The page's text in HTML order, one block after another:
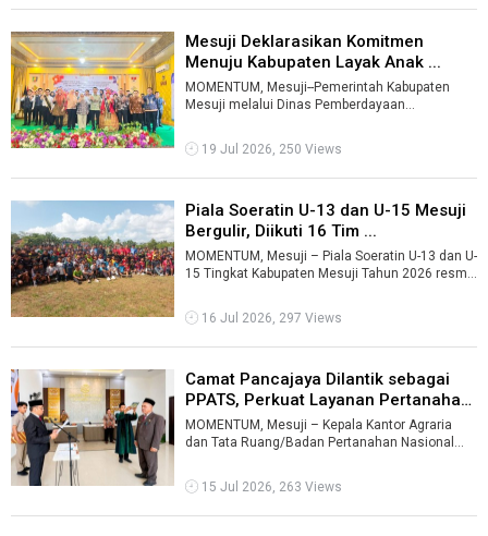
Mesuji Deklarasikan Komitmen
Menuju Kabupaten Layak Anak ...
MOMENTUM, Mesuji--Pemerintah Kabupaten
Mesuji melalui Dinas Pemberdayaan
19 Jul 2026, 250 Views
Piala Soeratin U-13 dan U-15 Mesuji
Bergulir, Diikuti 16 Tim ...
MOMENTUM, Mesuji – Piala Soeratin U-13 dan U-
15 Tingkat Kabupaten Mesuji Tahun 2026 resmi
16 Jul 2026, 297 Views
Camat Pancajaya Dilantik sebagai
PPATS, Perkuat Layanan Pertanaha
...
MOMENTUM, Mesuji – Kepala Kantor Agraria
dan Tata Ruang/Badan Pertanahan Nasional
15 Jul 2026, 263 Views